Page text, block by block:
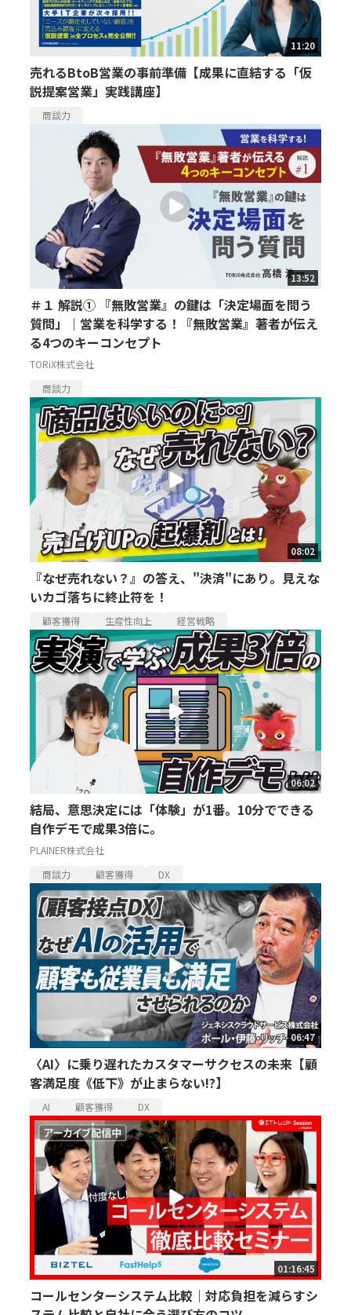
11:20
売れるBtoB営業の事前準備【成果に直結する「仮
説提案営業」実践講座】
商談力
13:52
＃１ 解説① 『無敗営業』の鍵は「決定場面を問う
質問」｜営業を科学する！『無敗営業』著者が伝え
る4つのキーコンセプト
TORiX株式会社
商談力
08:02
『なぜ売れない？』の答え、"決済"にあり。見えな
いカゴ落ちに終止符を！
顧客獲得 生産性向上 経営戦略
06:02
結局、意思決定には「体験」が1番。10分でできる
自作デモで成果3倍に。
PLAINER株式会社
商談力
顧客獲得 DX
06:47
〈AI〉に乗り遅れたカスタマーサクセスの未来【顧
客満足度《低下》が止まらない!?】
AI 顧客獲得 DX
01:16:45
コールセンターシステム比較｜対応負担を減らすシ